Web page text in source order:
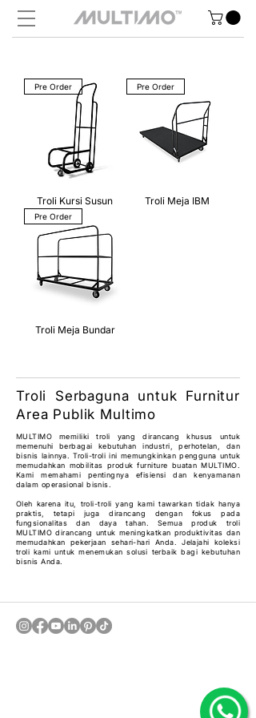
Pre Order
Troli Kursi Susun
Pre Order
Troli Meja IBM
Pre Order
Troli Meja Bundar
​Troli Serbaguna untuk Furnitur
Area Publik Multimo
MULTIMO memiliki troli yang dirancang khusus untuk
memenuhi berbagai kebutuhan industri, perhotelan, dan
bisnis lainnya. Troli-troli ini memungkinkan pengguna untuk
memudahkan mobilitas produk furniture buatan MULTIMO.
Kami memahami pentingnya efisiensi dan kenyamanan
dalam operasional bisnis.
Oleh karena itu, troli-troli yang kami tawarkan tidak hanya
praktis, tetapi juga dirancang dengan fokus pada
fungsionalitas dan daya tahan. Semua produk troli
MULTIMO dirancang untuk meningkatkan produktivitas dan
memudahkan pekerjaan sehari-hari Anda. Jelajahi koleksi
troli kami untuk menemukan solusi terbaik bagi kebutuhan
bisnis Anda.